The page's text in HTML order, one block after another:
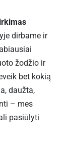
dirbame ir
žodžio ir
bet kokią
daužta,
– mes
pasiūlyti